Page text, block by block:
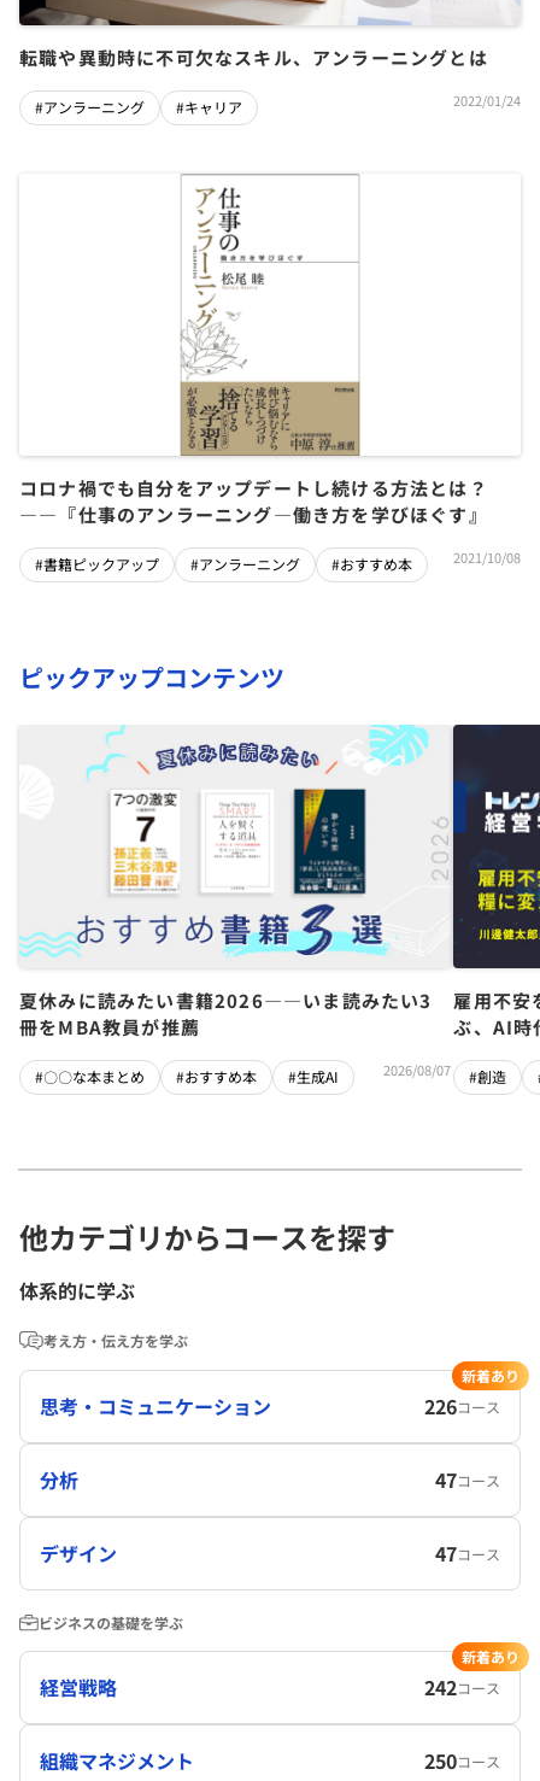
転職や異動時に不可欠なスキル、アンラーニングとは
#アンラーニング #キャリア 2022/01/24
コロナ禍でも自分をアップデートし続ける方法とは？
――『仕事のアンラーニング―働き方を学びほぐす』
#書籍ピックアップ #アンラーニング #おすすめ本 2021/10/08
ピックアップコンテンツ
夏休みに読みたい書籍2026――いま読みたい3
冊をMBA教員が推薦
#〇〇な本まとめ #おすすめ本 #生成AI 2026/08/07
雇用不
ぶ、AI時
#創造
他カテゴリからコースを探す
体系的に学ぶ
考え方・伝え方を学ぶ
思考・コミュニケーション 226コース
新着あり
分析 47コース
デザイン 47コース
ビジネスの基礎を学ぶ
経営戦略 242コース
新着あり
組織マネジメント 250コース